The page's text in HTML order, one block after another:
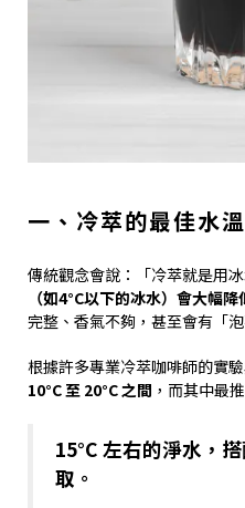
一、冷萃的最佳水
傳統觀念會說：「冷萃就是用
（如4°C以下的冰水）會大幅
完整、香氣不夠，甚至會有「
根據許多專業冷萃咖啡師的實驗
10°C 至 20°C 之間 ，而其中最
15°C 左右的淨水，
取。